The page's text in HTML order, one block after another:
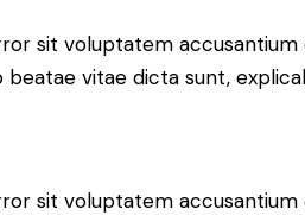
sit voluptatem
vitae dicta sunt,
sit voluptatem